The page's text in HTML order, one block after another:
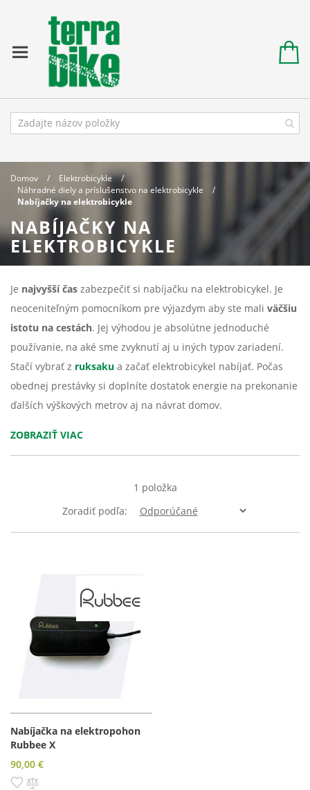
Domov
Elektrobicykle
Náhradné diely a príslušenstvo na elektrobicykle
Nabíjačky na elektrobicykle
NABÍJAČKY NA
ELEKTROBICYKLE
Je najvyšší čas zabezpečiť si nabíjačku na elektrobicykel. Je
neoceniteľným pomocníkom pre výjazdym aby ste mali väčšiu
istotu na cestách. Jej výhodou je absolútne jednoduché
používanie, na aké sme zvyknutí aj u iných typov zariadení.
Stačí vybrať z ruksaku a začať elektrobicykel nabíjať. Počas
obednej prestávky si doplníte dostatok energie na prekonanie
ďalších výškových metrov aj na návrat domov.
ZOBRAZIŤ VIAC
1 položka
Zoradiť podľa
Nabíjačka na elektropohon
Rubbee X
90,00 €
Pridať do zoznamu prianí